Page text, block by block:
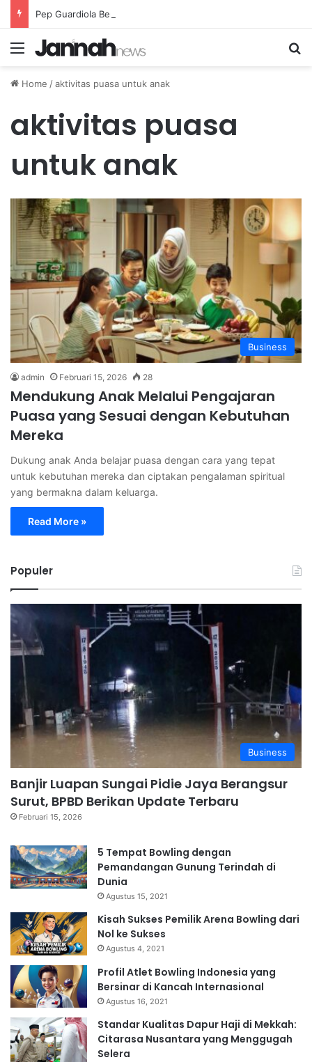
Menu
Home /aktivitas puasa untuk anak
aktivitas puasa
untuk anak
Business
admin Februari 15, 2026 28
Mendukung Anak Melalui Pengajaran
Puasa yang Sesuai dengan Kebutuhan
Mereka
Dukung anak Anda belajar puasa dengan cara yang tepat
untuk kebutuhan mereka dan ciptakan pengalaman spiritual
yang bermakna dalam keluarga.
Read More »
Populer
Business
Banjir Luapan Sungai Pidie Jaya Berangsur
Surut, BPBD Berikan Update Terbaru
Februari 15, 2026
5 Tempat Bowling dengan
Pemandangan Gunung Terindah di
Dunia
Agustus 15, 2021
Kisah Sukses Pemilik Arena Bowling dari
Nol ke Sukses
Agustus 4, 2021
Profil Atlet Bowling Indonesia yang
Bersinar di Kancah Internasional
Agustus 16, 2021
Standar Kualitas Dapur Haji di Mekkah:
Citarasa Nusantara yang Menggugah
Selera